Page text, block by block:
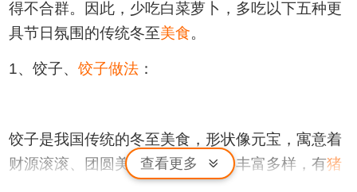
得不合群。因此，少吃白菜萝卜，多吃以下五种更
具节日氛围的传统冬至美食。
1、饺子、饺子做法 ：
饺子是我国传统的冬至美食，形状像元宝，寓意着
财源滚滚、团圆美好。饺子的
馅料丰富多样，有猪
查看更多